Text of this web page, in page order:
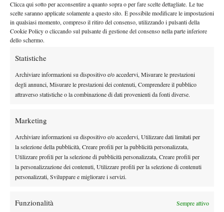
Clicca qui sotto per acconsentire a quanto sopra o per fare scelte dettagliate. Le tue
scelte saranno applicate solamente a questo sito. È possibile modificare le impostazioni
in qualsiasi momento, compreso il ritiro del consenso, utilizzando i pulsanti della
Cookie Policy o cliccando sul pulsante di gestione del consenso nella parte inferiore
dello schermo.
Statistiche
Archiviare informazioni su dispositivo e/o accedervi, Misurare le prestazioni
degli annunci, Misurare le prestazioni dei contenuti, Comprendere il pubblico
attraverso statistiche o la combinazione di dati provenienti da fonti diverse.
Marketing
Archiviare informazioni su dispositivo e/o accedervi, Utilizzare dati limitati per
la selezione della pubblicità, Creare profili per la pubblicità personalizzata,
Utilizzare profili per la selezione di pubblicità personalizzata, Creare profili per
la personalizzazione dei contenuti, Utilizzare profili per la selezione di contenuti
personalizzati, Sviluppare e migliorare i servizi.
Funzionalità Sempre attivo
TAGGED:Radwanska Samantha Stosur